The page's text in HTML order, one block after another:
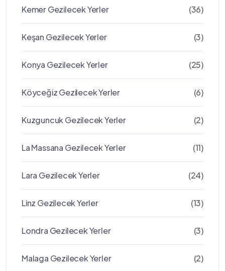
Kemer Gezilecek Yerler (36)
Keşan Gezilecek Yerler (3)
Konya Gezilecek Yerler (25)
Köyceğiz Gezilecek Yerler (6)
Kuzguncuk Gezilecek Yerler (2)
La Massana Gezilecek Yerler (11)
Lara Gezilecek Yerler (24)
Linz Gezilecek Yerler (13)
Londra Gezilecek Yerler (3)
Malaga Gezilecek Yerler (2)